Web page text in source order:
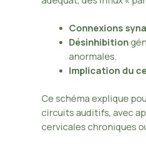
Connexions
Désinhibition
anormales.
Implication du
Ce schéma explique
circuits auditifs, avec
cervicales chroniques